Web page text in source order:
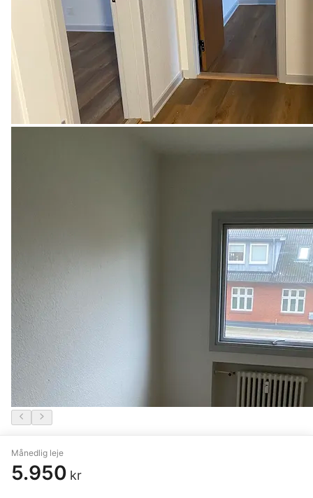
Månedlig leje
5.950 kr
3 vær. lejlighed på 82 m²
Herning,Gl. Landevej